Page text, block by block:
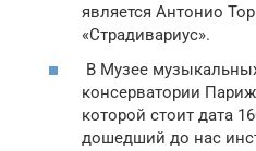
является Антонио
«Страдивариус».
В Музее
консерватории
которой стоит дата
дошедший до нас